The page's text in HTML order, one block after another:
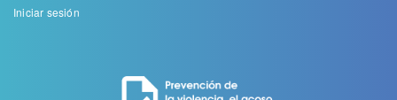
Menu
Iniciar sesión